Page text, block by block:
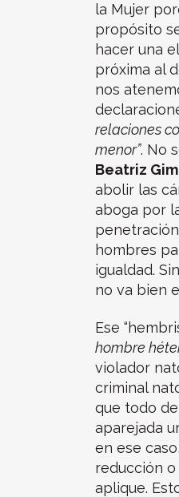
la Mujer
propósito
hacer una
próxima al
nos
relaciones
menor”. No
Beatriz
abolir las
aboga por
hombres
igualdad.
no va bien
Ese
hombre
violador
criminal
que todo
aparejada
en ese
reducción
aplique.